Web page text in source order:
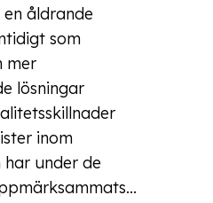
åldrande
som
mer
lösningar
inom
under de